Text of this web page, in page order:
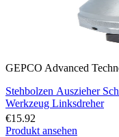
GEPCO Advanced
Stehbolzen Auszieher
Werkzeug Linksdreher
€15.92
Produkt ansehen